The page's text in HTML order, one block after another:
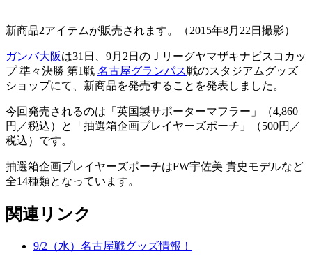
新商品2アイテムが販売されます。（2015年8月22日撮影）
ガンバ大阪は31日、9月2日のＪリーグヤマザキナビスコカッ
プ 準々決勝 第1戦 名古屋グランパス戦のスタジアムグッズ
ショップにて、新商品を発売することを発表しました。
今回発売されるのは「英国製サポーターマフラー」（4,860
円／税込）と「抽選箱企画プレイヤーズポーチ」（500円／
税込）です。
抽選箱企画プレイヤーズポーチはFW宇佐美 貴史モデルなど
全14種類となっています。
関連リンク
9/2（水）名古屋戦グッズ情報！